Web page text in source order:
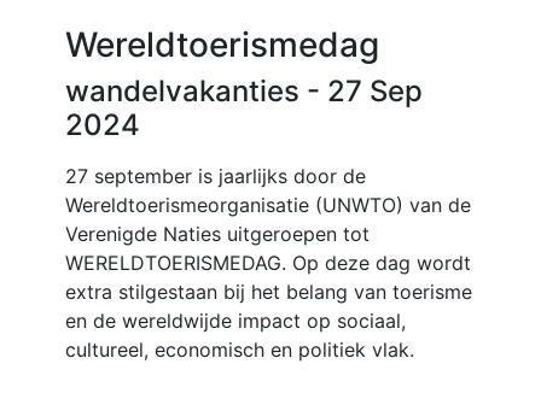
Wereldtoerismedag
wandelvakanties - 27 Sep
2024
27 september is jaarlijks door de
Wereldtoerismeorganisatie (UNWTO) van de
Verenigde Naties uitgeroepen tot
WERELDTOERISMEDAG. Op deze dag wordt
extra stilgestaan bij het belang van toerisme
en de wereldwijde impact op sociaal,
cultureel, economisch en politiek vlak.